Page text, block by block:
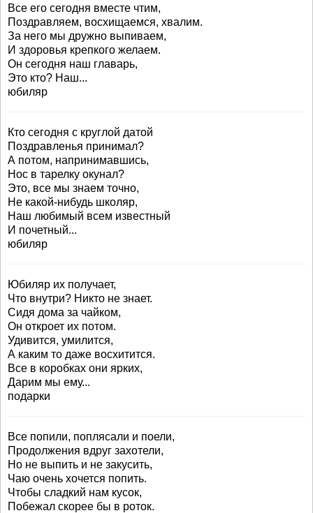
Все его сегодня вместе чтим,
Поздравляем, восхищаемся, хвалим.
За него мы дружно выпиваем,
И здоровья крепкого желаем.
Он сегодня наш главарь,
Это кто? Наш...
юбиляр
Кто сегодня с круглой датой
Поздравленья принимал?
А потом, напринимавшись,
Нос в тарелку окунал?
Это, все мы знаем точно,
Не какой-нибудь школяр,
Наш любимый всем известный
И почетный...
юбиляр
Юбиляр их получает,
Что внутри? Никто не знает.
Сидя дома за чайком,
Он откроет их потом.
Удивится, умилится,
А каким то даже восхитится.
Все в коробках они ярких,
Дарим мы ему...
подарки
Все попили, поплясали и поели,
Продолжения вдруг захотели,
Но не выпить и не закусить,
Чаю очень хочется попить.
Чтобы сладкий нам кусок,
Побежал скорее бы в роток.